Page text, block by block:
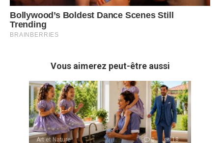
Vous aimerez peut-être aussi
Art et Nature 0 18